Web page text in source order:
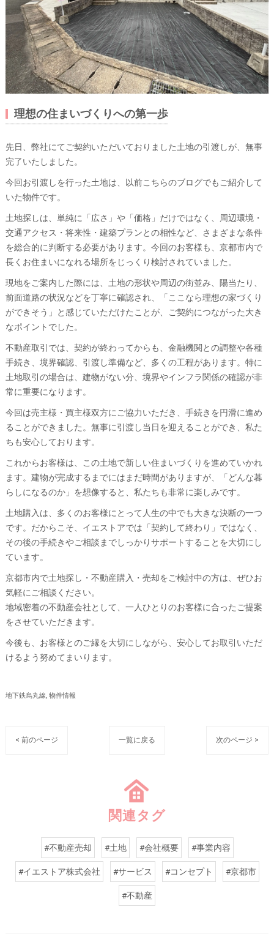
理想の住まいづくりへの第一歩
先日、弊社にてご契約いただいておりました土地の引渡しが、無事
完了いたしました。
今回お引渡しを行った土地は、以前こちらのブログでもご紹介して
いた物件です。
土地探しは、単純に「広さ」や「価格」だけではなく、周辺環境・
交通アクセス・将来性・建築プランとの相性など、さまざまな条件
を総合的に判断する必要があります。今回のお客様も、京都市内で
長くお住まいになれる場所をじっくり検討されていました。
現地をご案内した際には、土地の形状や周辺の街並み、陽当たり、
前面道路の状況などを丁寧に確認され、「ここなら理想の家づくり
ができそう」と感じていただけたことが、ご契約につながった大き
なポイントでした。
不動産取引では、契約が終わってからも、金融機関との調整や各種
手続き、境界確認、引渡し準備など、多くの工程があります。特に
土地取引の場合は、建物がない分、境界やインフラ関係の確認が非
常に重要になります。
今回は売主様・買主様双方にご協力いただき、手続きを円滑に進め
ることができました。無事に引渡し当日を迎えることができ、私た
ちも安心しております。
これからお客様は、この土地で新しい住まいづくりを進めていかれ
ます。建物が完成するまでにはまだ時間がありますが、「どんな暮
らしになるのか」を想像すると、私たちも非常に楽しみです。
土地購入は、多くのお客様にとって人生の中でも大きな決断の一つ
です。だからこそ、イエストアでは「契約して終わり」ではなく、
その後の手続きやご相談までしっかりサポートすることを大切にし
ています。
京都市内で土地探し・不動産購入・売却をご検討中の方は、ぜひお
気軽にご相談ください。
地域密着の不動産会社として、一人ひとりのお客様に合ったご提案
をさせていただきます。
今後も、お客様とのご縁を大切にしながら、安心してお取引いただ
けるよう努めてまいります。
地下鉄烏丸線 物件情報
< 前のページ 一覧に戻る 次のページ >
関連タグ
#不動産売却 #土地 #会社概要 #事業内容
#イエストア株式会社 #サービス #コンセプト #京都市
#不動産